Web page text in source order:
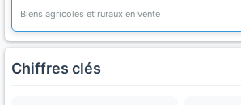
Biens agricoles et ruraux en vente
Chiffres clés